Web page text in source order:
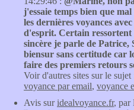
j'essaie temps bien que
les dernières voyances
d'esprit. Certain
sincère je parle de Patrice,
biensur sans certitude car
faire des premiers retours
Voir d'autres sites sur le sujet
voyance par email, voyance
Avis suridealvoyance.fr, par